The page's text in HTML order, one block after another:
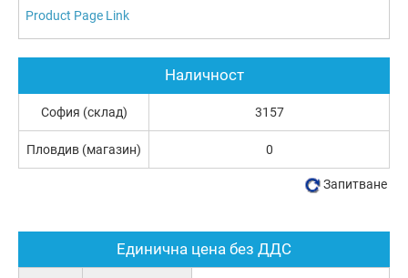
Product Page Link
Единична цена без ДДС
Наличност
София (склад) 3157
Пловдив (магазин) 0
Запитване